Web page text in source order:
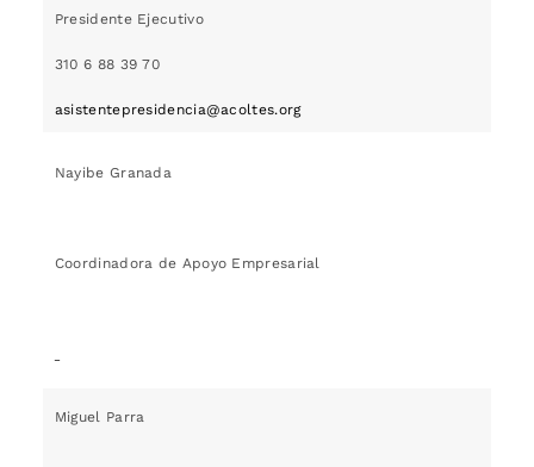
Presidente Ejecutivo
310 6 88 39 70
asistentepresidencia@acoltes.org
Nayibe Granada
Coordinadora de Apoyo Empresarial
Miguel Parra